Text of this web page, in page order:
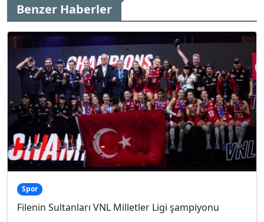
Benzer Haberler
Spor
Filenin Sultanları VNL Milletler Ligi şampiyonu